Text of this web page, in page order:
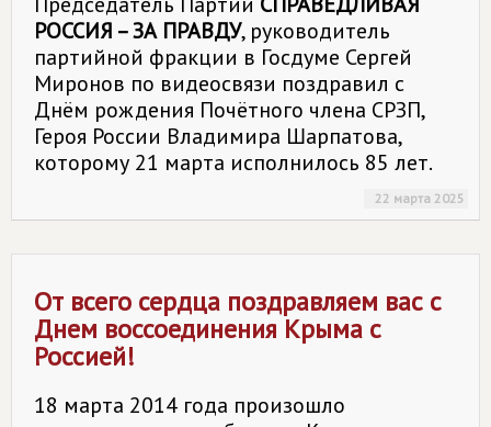
РОССИЯ – ЗА ПРАВДУ, руководитель
партийной фракции в Госдуме Сергей
Миронов по видеосвязи поздравил с
Днём рождения Почётного члена СРЗП,
Героя России Владимира Шарпатова,
которому 21 марта исполнилось 85 лет.
22 марта 2025
От всего сердца поздравляем вас с
Днем воссоединения Крыма с
Россией!
18 марта 2014 года произошло